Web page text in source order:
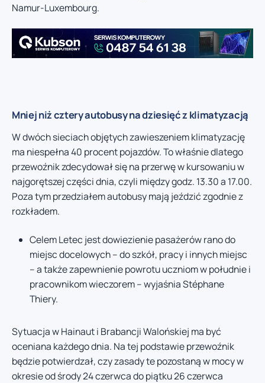
Namur-Luxembourg.
Mniej niż cztery autobusy na dziesięć z klimatyzacją
W dwóch sieciach objętych zawieszeniem klimatyzację
ma niespełna 40 procent pojazdów. To właśnie dlatego
przewoźnik zdecydował się na przerwę w kursowaniu w
najgorętszej części dnia, czyli między godz. 13.30 a 17.00.
Poza tym przedziałem autobusy mają jeździć zgodnie z
rozkładem.
Celem Letec jest dowiezienie pasażerów rano do
miejsc docelowych – do szkół, pracy i innych miejsc
– a także zapewnienie powrotu uczniom w południe i
pracownikom wieczorem – wyjaśnia Stéphane
Thiery.
Sytuacja w Hainaut i Brabancji Walońskiej ma być
oceniana każdego dnia. Na tej podstawie przewoźnik
będzie potwierdzał, czy zasady te pozostaną w mocy w
okresie od środy 24 czerwca do piątku 26 czerwca